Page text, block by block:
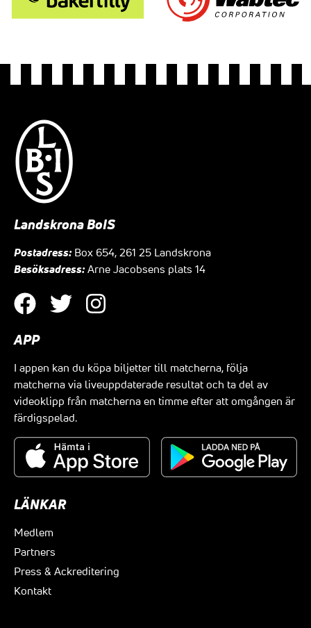
Landskrona BoIS
Postadress: Box 654, 261 25 Landskrona
Besöksadress: Arne Jacobsens plats 14
APP
I appen kan du köpa biljetter till matcherna, följa
matcherna via liveuppdaterade resultat och ta del av
videoklipp från matcherna en timme efter att omgången är
färdigspelad.
LÄNKAR
Medlem
Partners
Press & Ackreditering
Kontakt